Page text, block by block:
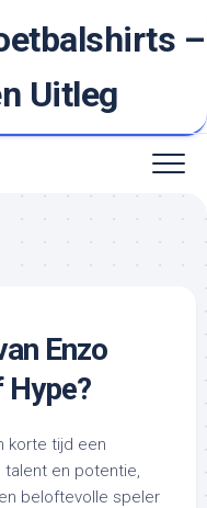
–
Uitleg
Enzo
Hype?
korte tijd een
en potentie,
beloftevolle speler